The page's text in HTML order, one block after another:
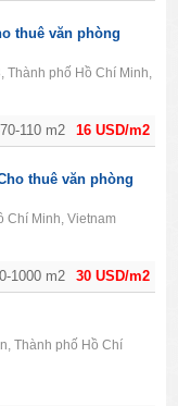
16 USD/m2
110 m2
thuê văn phòng
Thành phố Hồ Chí Minh,
30 USD/m2
1000 m2
thuê văn phòng
Chí Minh, Vietnam
Thành phố Hồ Chí